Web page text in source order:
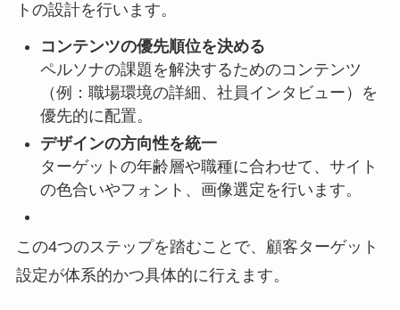
トの設計を行います。
コンテンツの優先順位を決める
ペルソナの課題を解決するためのコンテンツ
（例：職場環境の詳細、社員インタビュー）を
優先的に配置。
デザインの方向性を統一
ターゲットの年齢層や職種に合わせて、サイト
の色合いやフォント、画像選定を行います。
この4つのステップを踏むことで、顧客ターゲット
設定が体系的かつ具体的に行えます。